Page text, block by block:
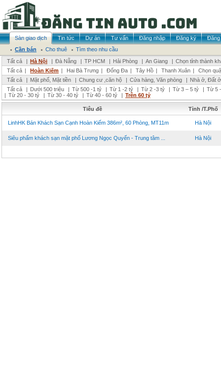
Sàn giao dịch Tin tức Dự án Tư vấn Đăng nhập Đăng ký
Đăng
Cần bán
Cho thuê
Tìm theo nhu cầu
Tất cả
| Hà Nội | Đà Nẵng | TP HCM | Hải Phòng | An Giang | Chọn tỉnh thành
Tất cả | Hoàn Kiếm | Hai Bà Trưng | Đống Đa | Tây Hồ | Thanh Xuân |
Chọn
Tất cả
| Mặt phố, Mặt tiền | Chung cư ,căn hộ | Cửa hàng, Văn phòng | Nhà ở, Đất ở
Tất cả
| Dưới 500 triệu | Từ 500 -1 tỷ | Từ 1 -2 tỷ | Từ 2 -3 tỷ | Từ 3 – 5 tỷ | Từ 5
| Từ 20 - 30 tỷ | Từ 30 - 40 tỷ | Từ 40 - 60 tỷ | Trên 60 tỷ
Tiêu đề Tỉnh /T.Phố
LinhHK Bán Khách Sạn Cạnh Hoàn Kiếm 386m², 60 Phòng, MT11m Hà Nội
Siêu phẩm khách sạn mặt phố Lương Ngọc Quyến - Trung tâm ... Hà Nội